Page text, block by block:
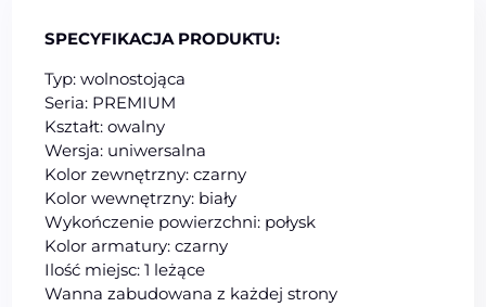
SPECYFIKACJA PRODUKTU:
Typ: wolnostojąca
Seria: PREMIUM
Kształt: owalny
Wersja: uniwersalna
Kolor zewnętrzny: czarny
Kolor wewnętrzny: biały
Wykończenie powierzchni: połysk
Kolor armatury: czarny
Ilość miejsc: 1 leżące
Wanna zabudowana z każdej strony